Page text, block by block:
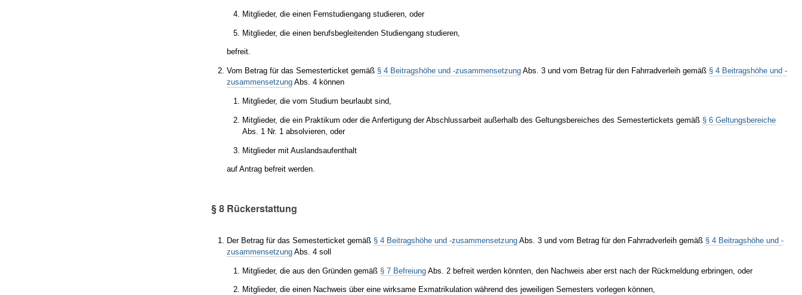
Mitglieder, die einen Fernstudiengang studieren, oder
Mitglieder, die einen berufsbegleitenden Studiengang studieren,
befreit.
Vom Betrag für das Semesterticket gemäß § 4 Beitragshöhe und -zusammensetzungAbs. 3 und vom Betrag für den Fahrradverleih gemäß § 4 Beitragshöhe und -
zusammensetzungAbs. 4 können
Mitglieder, die vom Studium beurlaubt sind,
Mitglieder, die ein Praktikum oder die Anfertigung der Abschlussarbeit außerhalb des Geltungsbereiches des Semestertickets gemäß § 6 Geltungsbereiche
Abs. 1 Nr. 1 absolvieren, oder
Mitglieder mit Auslandsaufenthalt
auf Antrag befreit werden.
§ 8 Rückerstattung
Der Betrag für das Semesterticket gemäß § 4 Beitragshöhe und -zusammensetzungAbs. 3 und vom Betrag für den Fahrradverleih gemäß § 4 Beitragshöhe und -
zusammensetzungAbs. 4 soll
Mitglieder, die aus den Gründen gemäß § 7 BefreiungAbs. 2 befreit werden könnten, den Nachweis aber erst nach der Rückmeldung erbringen, oder
Mitglieder, die einen Nachweis über eine wirksame Exmatrikulation während des jeweiligen Semesters vorlegen können,